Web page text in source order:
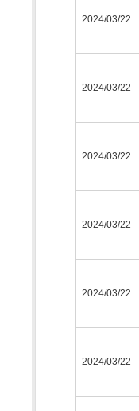
2024/03/22
2024/03/22
2024/03/22
2024/03/22
2024/03/22
2024/03/22